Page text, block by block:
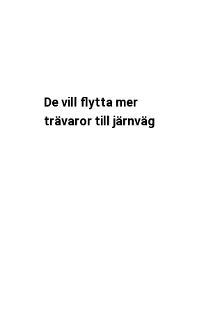
De vill flytta mer
trävaror till järnväg